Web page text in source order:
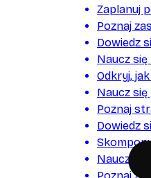
Zaplanuj
Poznaj
Dowiedz
Naucz
Odkryj,
Naucz się
Poznaj
Dowiedz
Naucz
Poznaj